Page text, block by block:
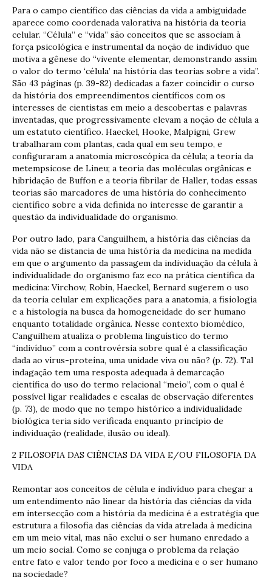
Para o campo científico das ciências da vida a ambiguidade
aparece como coordenada valorativa na história da teoria
celular. “Célula” e “vida” são conceitos que se associam à
força psicológica e instrumental da noção de indivíduo que
motiva a gênese do “vivente elementar, demonstrando assim
o valor do termo ‘célula’ na história das teorias sobre a vida”.
São 43 páginas (p. 39-82) dedicadas a fazer coincidir o curso
da história dos empreendimentos científicos com os
interesses de cientistas em meio a descobertas e palavras
inventadas, que progressivamente elevam a noção de célula a
um estatuto científico. Haeckel, Hooke, Malpigni, Grew
trabalharam com plantas, cada qual em seu tempo, e
configuraram a anatomia microscópica da célula; a teoria da
metempsicose de Lineu; a teoria das moléculas orgânicas e
hibridação de Buffon e a teoria fibrilar de Haller, todas essas
teorias são marcadores de uma história do conhecimento
científico sobre a vida definida no interesse de garantir a
questão da individualidade do organismo.
Por outro lado, para Canguilhem, a história das ciências da
vida não se distancia de uma história da medicina na medida
em que o argumento da passagem da individuação da célula à
individualidade do organismo faz eco na prática científica da
medicina: Virchow, Robin, Haeckel, Bernard sugerem o uso
da teoria celular em explicações para a anatomia, a fisiologia
e a histologia na busca da homogeneidade do ser humano
enquanto totalidade orgânica. Nesse contexto biomédico,
Canguilhem atualiza o problema linguístico do termo
“indivíduo” com a controvérsia sobre qual é a classificação
dada ao vírus-proteína, uma unidade viva ou não? (p. 72). Tal
indagação tem uma resposta adequada à demarcação
científica do uso do termo relacional “meio”, com o qual é
possível ligar realidades e escalas de observação diferentes
(p. 73), de modo que no tempo histórico a individualidade
biológica teria sido verificada enquanto princípio de
individuação (realidade, ilusão ou ideal).
2 FILOSOFIA DAS CIÊNCIAS DA VIDA E/OU FILOSOFIA DA
VIDA
Remontar aos conceitos de célula e indivíduo para chegar a
um entendimento não linear da história das ciências da vida
em intersecção com a história da medicina é a estratégia que
estrutura a filosofia das ciências da vida atrelada à medicina
em um meio vital, mas não exclui o ser humano enredado a
um meio social. Como se conjuga o problema da relação
entre fato e valor tendo por foco a medicina e o ser humano
na sociedade?